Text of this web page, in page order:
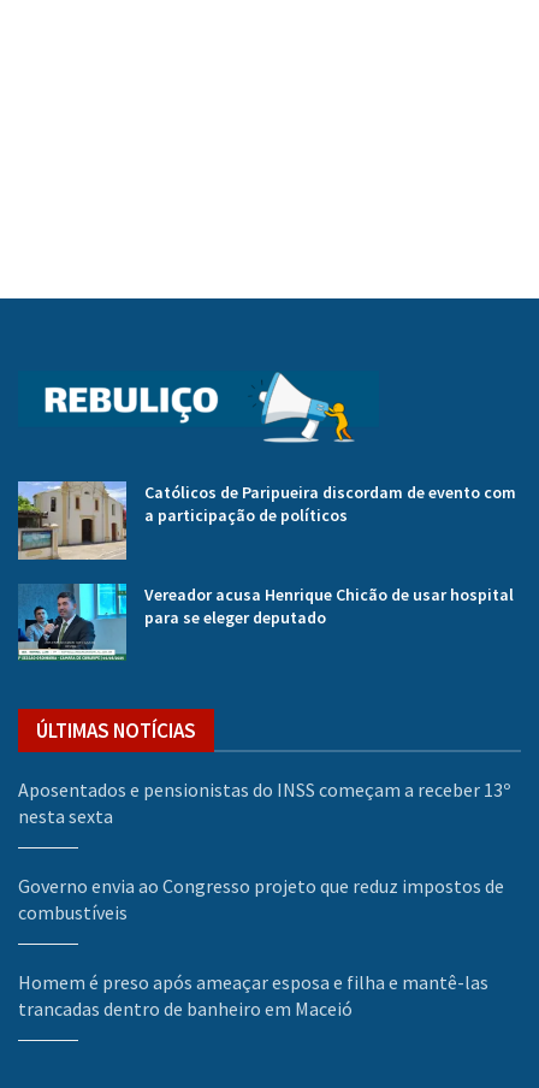
Católicos de Paripueira discordam de evento com
a participação de políticos
Vereador acusa Henrique Chicão de usar hospital
para se eleger deputado
ÚLTIMAS NOTÍCIAS
Aposentados e pensionistas do INSS começam a receber 13º
nesta sexta
Governo envia ao Congresso projeto que reduz impostos de
combustíveis
Homem é preso após ameaçar esposa e filha e mantê-las
trancadas dentro de banheiro em Maceió